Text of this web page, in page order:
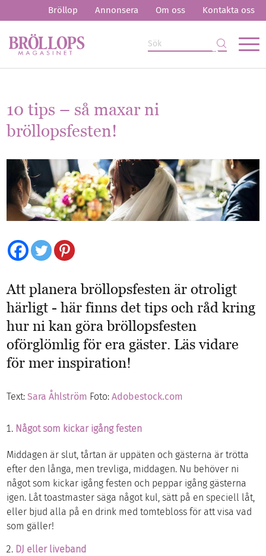
Bröllop Annonsera Om oss Kontakta oss
10 tips – så maxar ni
bröllopsfesten!
Att planera bröllopsfesten är otroligt
härligt - här finns det tips och råd kring
hur ni kan göra bröllopsfesten
oförglömlig för era gäster. Läs vidare
för mer inspiration!
Text:Sara Åhlström Foto:Adobestock.com
Något som kickar igång festen
Middagen är slut, tårtan är uppäten och gästerna är trötta
efter den långa, men trevliga, middagen. Nu behöver ni
något som kickar igång festen och peppar igång gästerna
igen. Låt toastmaster säga något kul, sätt på en speciell låt,
eller bjud alla på en drink med tomtebloss för att visa vad
som gäller!
DJ eller liveband